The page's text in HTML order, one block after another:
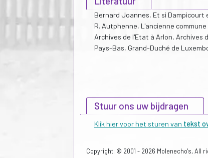
Bernard Joannes, Et si Dampicourt
R. Autphenne, L'ancienne
Archives de l'Etat à Arlon,
Pays-Bas, Grand-Duché de
Stuur ons uw bijdragen
Klik hier voor het sturen van tekst
Copyright: © 2001 - 2026 Molenecho's, All